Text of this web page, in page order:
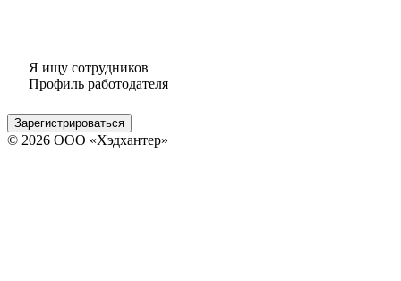
Я ищу сотрудников
Профиль работодателя
Зарегистрироваться
© 2026 ООО «Хэдхантер»